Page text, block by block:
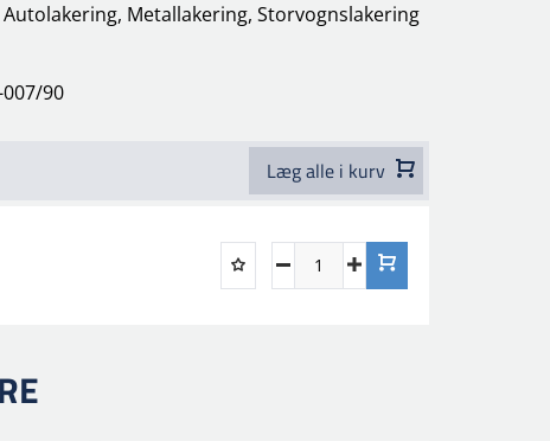
Metallakering, Storvognslakering
90
Læg alle i kurv